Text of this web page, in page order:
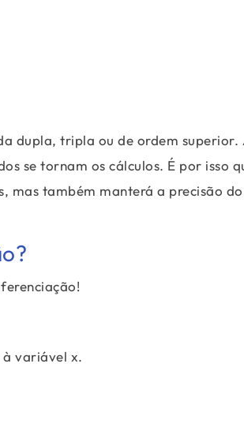
dupla, tripla ou de ordem superior.
se tornam os cálculos. É por isso
mas também manterá a precisão do
variável x.